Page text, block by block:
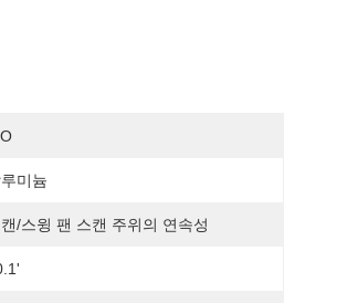
미늄
/스윙 팬 스캔 주위의 연속성